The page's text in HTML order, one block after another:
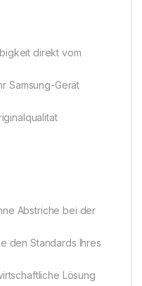
direkt vom
Samsung-Gerät
Abstriche bei der
den Standards Ihres
Lösung